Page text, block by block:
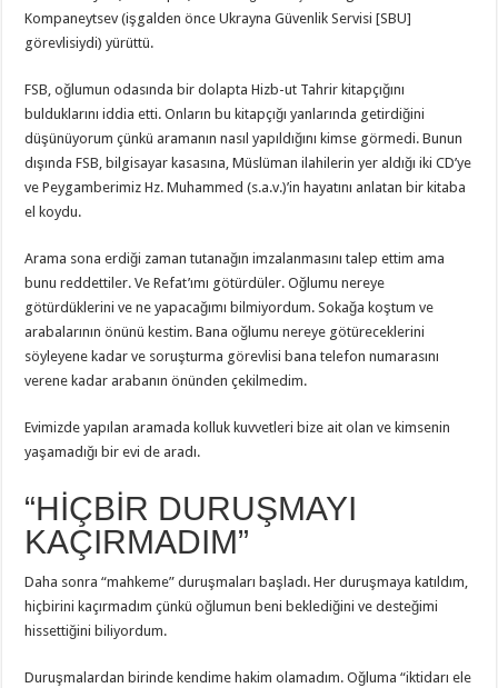
Kompaneytsev (işgalden önce Ukrayna Güvenlik Servisi [SBU]
görevlisiydi) yürüttü.
FSB, oğlumun odasında bir dolapta Hizb-ut Tahrir kitapçığını
bulduklarını iddia etti. Onların bu kitapçığı yanlarında getirdiğini
düşünüyorum çünkü aramanın nasıl yapıldığını kimse görmedi. Bunun
dışında FSB, bilgisayar kasasına, Müslüman ilahilerin yer aldığı iki CD’ye
ve Peygamberimiz Hz. Muhammed (s.a.v.)’in hayatını anlatan bir kitaba
el koydu.
Arama sona erdiği zaman tutanağın imzalanmasını talep ettim ama
bunu reddettiler. Ve Refat’ımı götürdüler. Oğlumu nereye
götürdüklerini ve ne yapacağımı bilmiyordum. Sokağa koştum ve
arabalarının önünü kestim. Bana oğlumu nereye götüreceklerini
söyleyene kadar ve soruşturma görevlisi bana telefon numarasını
verene kadar arabanın önünden çekilmedim.
Evimizde yapılan aramada kolluk kuvvetleri bize ait olan ve kimsenin
yaşamadığı bir evi de aradı.
“HİÇBİR DURUŞMAYI
KAÇIRMADIM”
Daha sonra “mahkeme” duruşmaları başladı. Her duruşmaya katıldım,
hiçbirini kaçırmadım çünkü oğlumun beni beklediğini ve desteğimi
hissettiğini biliyordum.
Duruşmalardan birinde kendime hakim olamadım. Oğluma “iktidarı ele